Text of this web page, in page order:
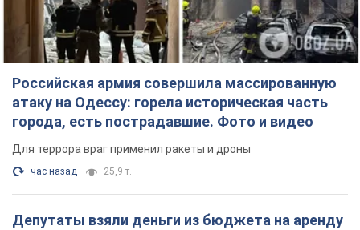
Российская армия совершила массированную
атаку на Одессу: горела историческая часть
города, есть пострадавшие. Фото и видео
Для террора враг применил ракеты и дроны
час назад 25,9 т.
Депутаты взяли деньги из бюджета на аренду